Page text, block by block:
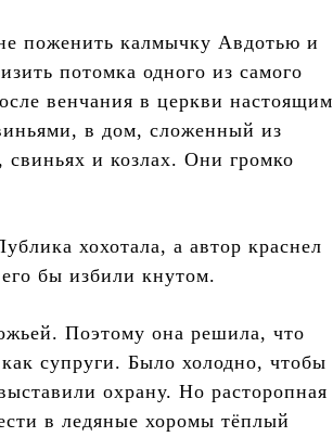
поженить калмычку Авдотью и
потомка одного из самого
венчания в церкви настоящим
в дом, сложенный из
и козлах. Они громко
хохотала, а автор краснел
бы избили кнутом.
Поэтому она решила, что
супруги. Было холодно, чтобы
охрану. Но расторопная
в ледяные хоромы тёплый